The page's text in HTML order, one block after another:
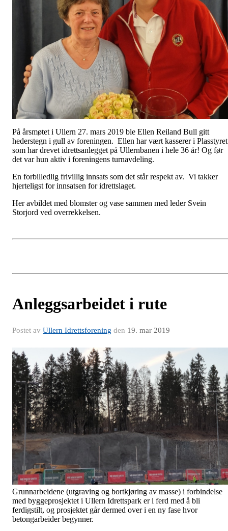
På årsmøtet i Ullern 27. mars 2019 ble Ellen Reiland Bull gitt
hederstegn i gull av foreningen. Ellen har vært kasserer i Plasstyret
som har drevet idrettsanlegget på Ullernbanen i hele 36 år! Og før
det var hun aktiv i foreningens turnavdeling.
En forbilledlig frivillig innsats som det står respekt av. Vi takker
hjerteligst for innsatsen for idrettslaget.
Her avbildet med blomster og vase sammen med leder Svein
Storjord ved overrekkelsen.
Anleggsarbeidet i rute
Postet av Ullern Idrettsforening den 19. mar 2019
Grunnarbeidene (utgraving og bortkjøring av masse) i forbindelse
med byggeprosjektet i Ullern Idrettspark er i ferd med å bli
ferdigstilt, og prosjektet går dermed over i en ny fase hvor
betongarbeider begynner.